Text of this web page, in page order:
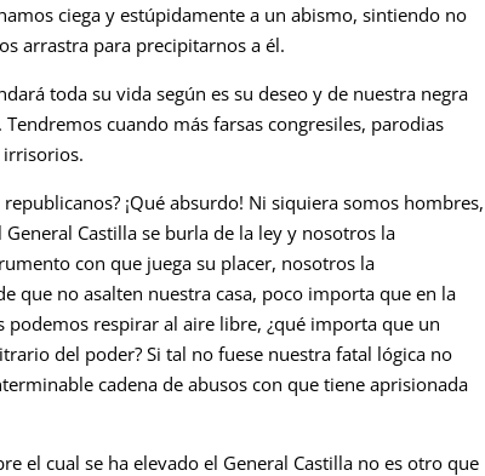
ciega y estúpidamente a un abismo, sintiendo no
arrastra para precipitarnos a él.
toda su vida según es su deseo y de nuestra negra
cuando más farsas congresiles, parodias
irrisorios.
republicanos? ¡Qué absurdo! Ni siquiera somos hombres,
Castilla se burla de la ley y nosotros la
con que juega su placer, nosotros la
que no asalten nuestra casa, poco importa que en la
respirar al aire libre, ¿qué importa que un
del poder? Si tal no fuese nuestra fatal lógica no
cadena de abusos con que tiene aprisionada
el cual se ha elevado el General Castilla no es otro que